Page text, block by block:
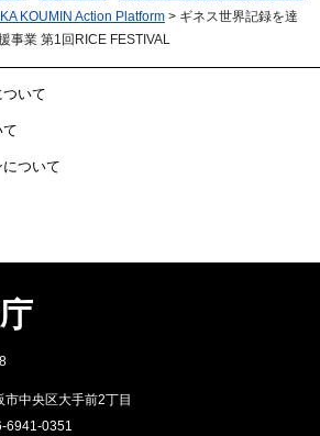
KOUMIN Action Platform > ギネス世界記録を達
事業 第1回RICE FESTIVAL
いて
ついて
中央区大手前2丁目
6941-0351